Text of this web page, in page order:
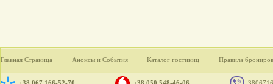
Главная Страница Анонсы и События Каталог гостиниц Правила